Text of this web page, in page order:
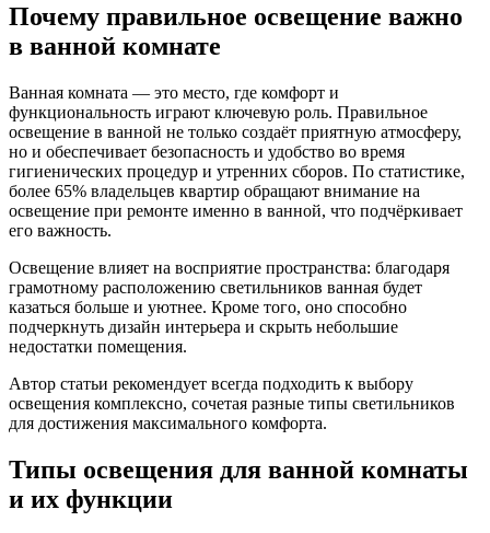
Почему правильное освещение важно
в ванной комнате
Ванная комната — это место, где комфорт и
функциональность играют ключевую роль. Правильное
освещение в ванной не только создаёт приятную атмосферу,
но и обеспечивает безопасность и удобство во время
гигиенических процедур и утренних сборов. По статистике,
более 65% владельцев квартир обращают внимание на
освещение при ремонте именно в ванной, что подчёркивает
его важность.
Освещение влияет на восприятие пространства: благодаря
грамотному расположению светильников ванная будет
казаться больше и уютнее. Кроме того, оно способно
подчеркнуть дизайн интерьера и скрыть небольшие
недостатки помещения.
Автор статьи рекомендует всегда подходить к выбору
освещения комплексно, сочетая разные типы светильников
для достижения максимального комфорта.
Типы освещения для ванной комнаты
и их функции